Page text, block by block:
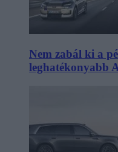
Nem zabál ki a
leghatékonyabb